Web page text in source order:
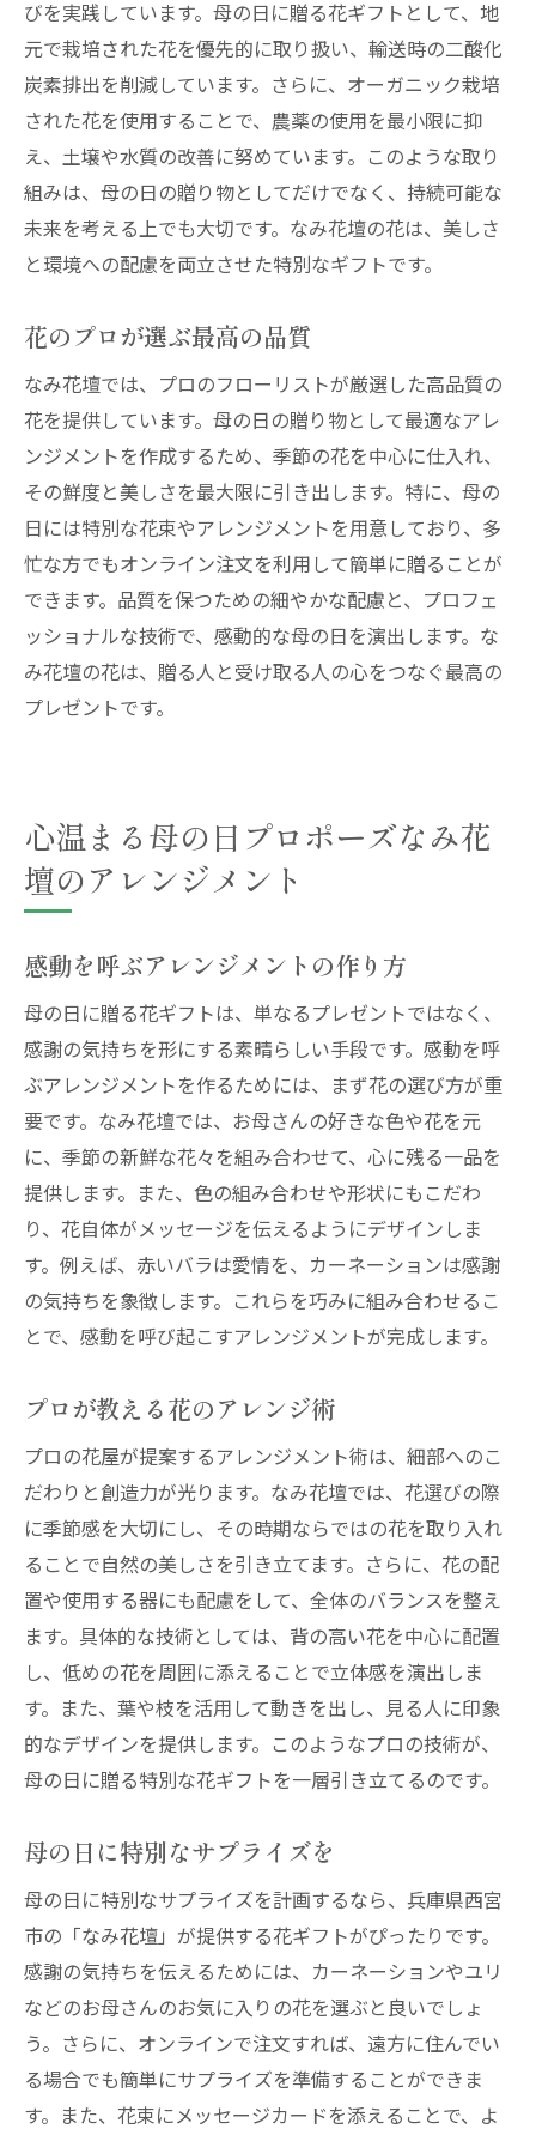
びを実践しています。母の日に贈る花ギフトとして、地
元で栽培された花を優先的に取り扱い、輸送時の二酸化
炭素排出を削減しています。さらに、オーガニック栽培
された花を使用することで、農薬の使用を最小限に抑
え、土壌や水質の改善に努めています。このような取り
組みは、母の日の贈り物としてだけでなく、持続可能な
未来を考える上でも大切です。なみ花壇の花は、美しさ
と環境への配慮を両立させた特別なギフトです。
花のプロが選ぶ最高の品質
なみ花壇では、プロのフローリストが厳選した高品質の
花を提供しています。母の日の贈り物として最適なアレ
ンジメントを作成するため、季節の花を中心に仕入れ、
その鮮度と美しさを最大限に引き出します。特に、母の
日には特別な花束やアレンジメントを用意しており、多
忙な方でもオンライン注文を利用して簡単に贈ることが
できます。品質を保つための細やかな配慮と、プロフェ
ッショナルな技術で、感動的な母の日を演出します。な
み花壇の花は、贈る人と受け取る人の心をつなぐ最高の
プレゼントです。
心温まる母の日プロポーズなみ花
壇のアレンジメント
感動を呼ぶアレンジメントの作り方
母の日に贈る花ギフトは、単なるプレゼントではなく、
感謝の気持ちを形にする素晴らしい手段です。感動を呼
ぶアレンジメントを作るためには、まず花の選び方が重
要です。なみ花壇では、お母さんの好きな色や花を元
に、季節の新鮮な花々を組み合わせて、心に残る一品を
提供します。また、色の組み合わせや形状にもこだわ
り、花自体がメッセージを伝えるようにデザインしま
す。例えば、赤いバラは愛情を、カーネーションは感謝
の気持ちを象徴します。これらを巧みに組み合わせるこ
とで、感動を呼び起こすアレンジメントが完成します。
プロが教える花のアレンジ術
プロの花屋が提案するアレンジメント術は、細部へのこ
だわりと創造力が光ります。なみ花壇では、花選びの際
に季節感を大切にし、その時期ならではの花を取り入れ
ることで自然の美しさを引き立てます。さらに、花の配
置や使用する器にも配慮をして、全体のバランスを整え
ます。具体的な技術としては、背の高い花を中心に配置
し、低めの花を周囲に添えることで立体感を演出しま
す。また、葉や枝を活用して動きを出し、見る人に印象
的なデザインを提供します。このようなプロの技術が、
母の日に贈る特別な花ギフトを一層引き立てるのです。
母の日に特別なサプライズを
母の日に特別なサプライズを計画するなら、兵庫県西宮
市の「なみ花壇」が提供する花ギフトがぴったりです。
感謝の気持ちを伝えるためには、カーネーションやユリ
などのお母さんのお気に入りの花を選ぶと良いでしょ
う。さらに、オンラインで注文すれば、遠方に住んでい
る場合でも簡単にサプライズを準備することができま
す。また、花束にメッセージカードを添えることで、よ